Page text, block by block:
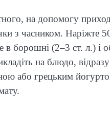
на допомогу
з часником. Наріжте
борошні (2–3 ст. л.) і
на блюдо,
або грецьким